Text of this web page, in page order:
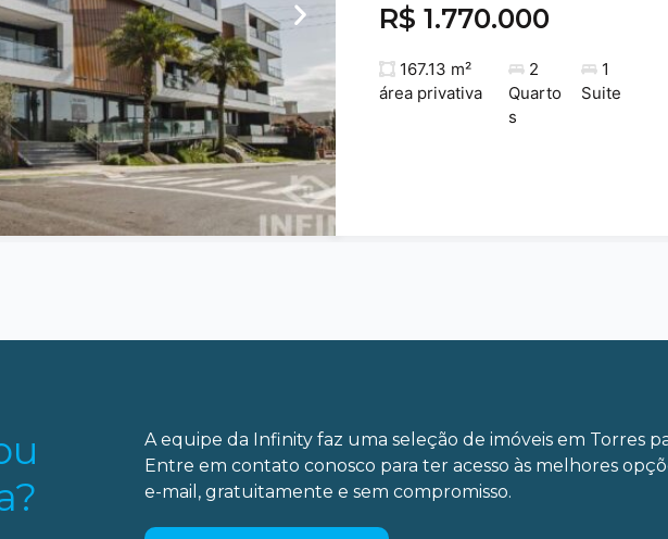
R$ 1.770.000
167.13 m²
área privativa
2
Quarto
s
1
Suite
A equipe da Infinity faz uma seleção de imóveis em Torres
Entre em contato conosco para ter acesso às melhores
e-mail, gratuitamente e sem compromisso.